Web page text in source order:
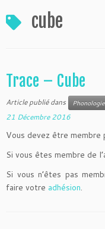
cube
Trace – Cube
Article publié dans
21 Décembre 2016
Vous devez être membre
Si vous êtes membre de
Si vous n’êtes pas
faire votre adhésion.